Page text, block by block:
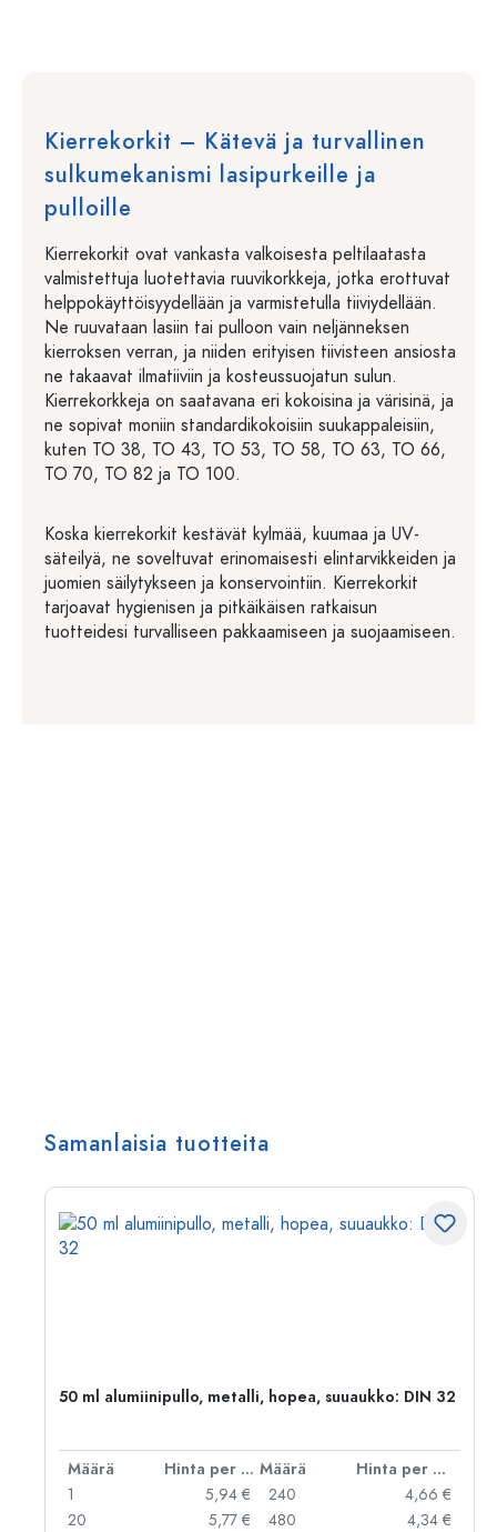
Kierrekorkit – Kätevä ja turvallinen
sulkumekanismi lasipurkeille ja
pulloille
Kierrekorkit ovat vankasta valkoisesta peltilaatasta
valmistettuja luotettavia ruuvikorkkeja, jotka erottuvat
helppokäyttöisyydellään ja varmistetulla tiiviydellään.
Ne ruuvataan lasiin tai pulloon vain neljänneksen
kierroksen verran, ja niiden erityisen tiivisteen ansiosta
ne takaavat ilmatiiviin ja kosteussuojatun sulun.
Kierrekorkkeja on saatavana eri kokoisina ja värisinä, ja
ne sopivat moniin standardikokoisiin suukappaleisiin,
kuten TO 38, TO 43, TO 53, TO 58, TO 63, TO 66,
TO 70, TO 82 ja TO 100.
Koska kierrekorkit kestävät kylmää, kuumaa ja UV-
säteilyä, ne soveltuvat erinomaisesti elintarvikkeiden ja
juomien säilytykseen ja konservointiin. Kierrekorkit
tarjoavat hygienisen ja pitkäikäisen ratkaisun
tuotteidesi turvalliseen pakkaamiseen ja suojaamiseen.
Samanlaisia tuotteita
50 ml alumiinipullo, metalli, hopea, suuaukko: DIN 32
Määrä Hinta per kpl Määrä
Hinta per kpl
1
5,94 €
20
5,77 €
240
4,66 €
480
4,34 €